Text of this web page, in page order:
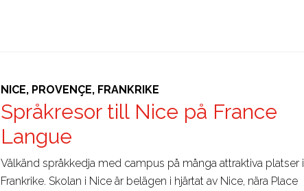
NICE, PROVENÇE, FRANKRIKE
Språkresor till Nice på France
Langue
Välkänd språkkedja med campus på många attraktiva platser i
Frankrike. Skolan i Nice är belägen i hjärtat av Nice, nära Place